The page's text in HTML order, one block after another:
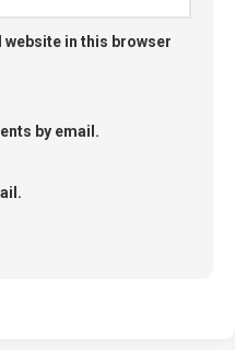
website in this browser
by email.